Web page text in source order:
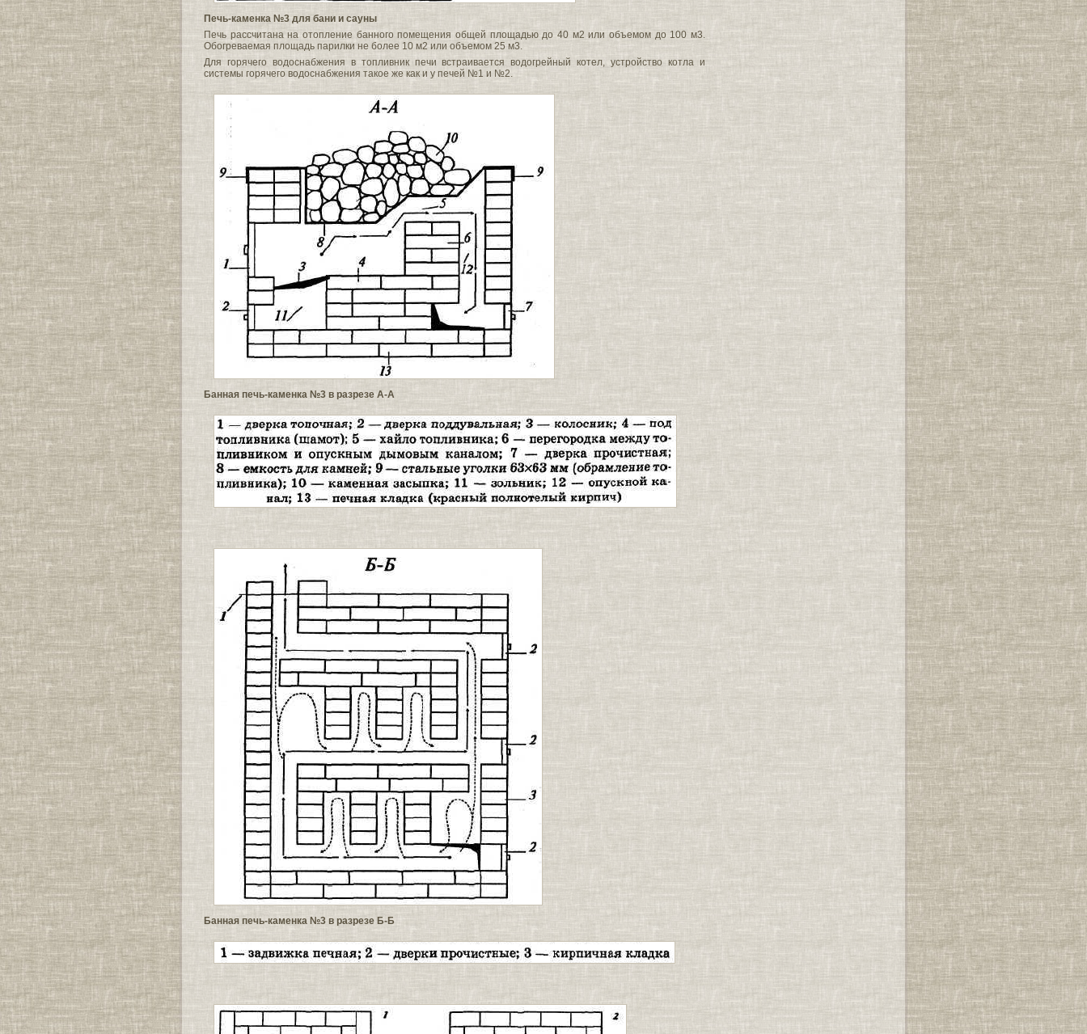
Печь-каменка №3 для бани и сауны
Печь рассчитана на отопление банного помещения общей площадью до 40 м2 или объемом до 100 м3.
Обогреваемая площадь парилки не более 10 м2 или объемом 25 м3.
Для горячего водоснабжения в топливник печи встраивается водогрейный котел, устройство котла и
системы горячего водоснабжения такое же как и у печей №1 и №2.
Банная печь-каменка №3 в разрезе А-А
Банная печь-каменка №3 в разрезе Б-Б